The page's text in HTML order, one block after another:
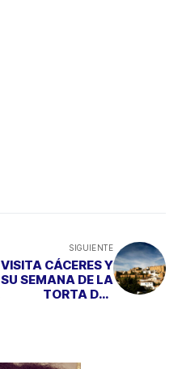
SIGUIENTE
VISITA CÁCERES Y
SU SEMANA DE LA
TORTA DEL